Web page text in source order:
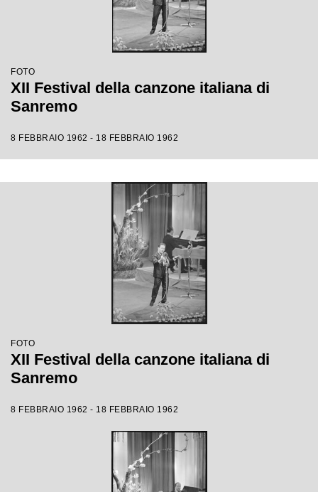
FOTO
XII Festival della canzone italiana di
Sanremo
8 FEBBRAIO 1962 - 18 FEBBRAIO 1962
FOTO
XII Festival della canzone italiana di
Sanremo
8 FEBBRAIO 1962 - 18 FEBBRAIO 1962